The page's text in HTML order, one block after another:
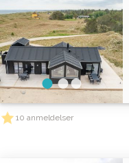
10 anmeldelser